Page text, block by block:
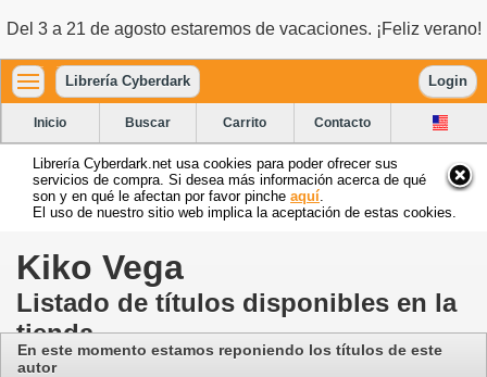
Del 3 a 21 de agosto estaremos de vacaciones. ¡Feliz verano!
Librería Cyberdark Login
Inicio Buscar Carrito Contacto
Librería Cyberdark.net usa cookies para poder ofrecer sus
servicios de compra. Si desea más información acerca de qué
son y en qué le afectan por favor pinche aquí
El uso de nuestro sitio web implica la aceptación de estas cookies.
Kiko Vega
Listado de títulos disponibles en la
tienda
En este momento estamos reponiendo los títulos de este
autor